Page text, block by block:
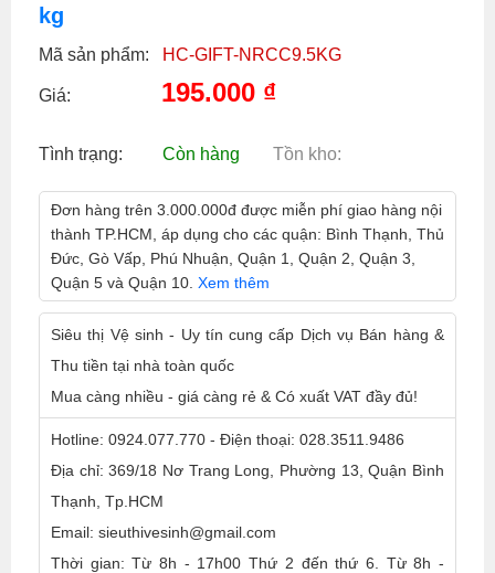
kg
Mã sản phẩm: HC-GIFT-NRCC9.5KG
Giá: 195.000 ₫
Tình trạng: Còn hàng Tồn kho:
Đơn hàng trên 3.000.000đ được miễn phí giao hàng nội
thành TP.HCM, áp dụng cho các quận: Bình Thạnh, Thủ
Đức, Gò Vấp, Phú Nhuận, Quận 1, Quận 2, Quận 3,
Quận 5 và Quận 10. Xem thêm
Siêu thị Vệ sinh - Uy tín cung cấp Dịch vụ Bán hàng &
Thu tiền tại nhà toàn quốc
Mua càng nhiều - giá càng rẻ & Có xuất VAT đầy đủ!
Hotline: 0924.077.770 - Điện thoại: 028.3511.9486
Địa chỉ: 369/18 Nơ Trang Long, Phường 13, Quận Bình
Thạnh, Tp.HCM
Email: sieuthivesinh@gmail.com
Thời gian: Từ 8h - 17h00 Thứ 2 đến thứ 6. Từ 8h -